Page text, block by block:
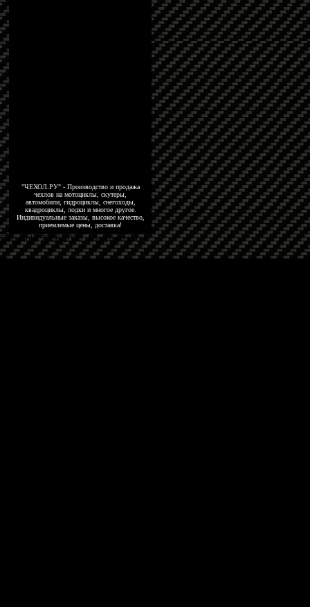
"ЧЕХОЛ.РУ" - Производство и продажа
чехлов на мотоциклы, скутеры,
автомобили, гидроциклы, снегоходы,
квадроциклы, лодки и многое другое.
Индивидуальные заказы, высокое качество,
приемлемые цены, доставка!
Copyright 2006-2026, www.4exol.ru